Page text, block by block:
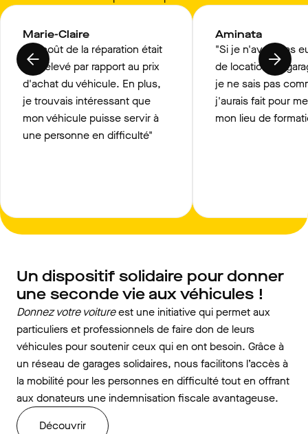
Marie-Claire
"Le coût de la réparation était
trop élevé par rapport au prix
d'achat du véhicule. En plus,
je trouvais intéressant que
mon véhicule puisse servir à
une personne en difficulté"
Aminata
"Si je n'avais pas
de location du
je ne sais pas
j'aurais fait pour
mon lieu de
Un dispositif solidaire pour donner
une seconde vie aux véhicules !
Donnez votre voitureest une initiative qui permet aux
particuliers et professionnels de faire don de leurs
véhicules pour soutenir ceux qui en ont besoin. Grâce à
un réseau de garages solidaires, nous facilitons l’accès à
la mobilité pour les personnes en difficulté tout en offrant
aux donateurs une indemnisation fiscale avantageuse.
Découvrir